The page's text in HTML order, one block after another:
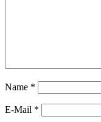
Name *
E-Mail *